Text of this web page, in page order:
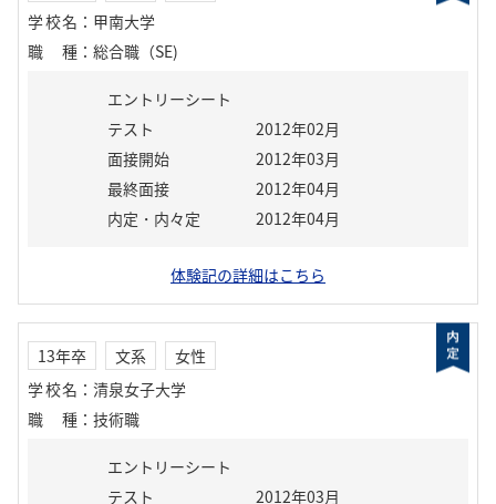
学校名 ： 甲南大学
職種 ： 総合職（SE)
エントリーシート
テスト
2012年02月
面接開始
2012年03月
最終面接
2012年04月
内定・内々定
2012年04月
体験記の詳細はこちら
13年卒 文系
女性
学校名 ： 清泉女子大学
職種 ： 技術職
エントリーシート
テスト
2012年03月